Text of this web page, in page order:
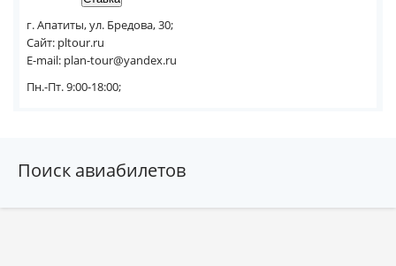
г. Апатиты, ул. Бредова, 30;
Сайт: pltour.ru
E-mail: plan-tour@yandex.ru
Пн.-Пт. 9:00-18:00;
Поиск авиабилетов